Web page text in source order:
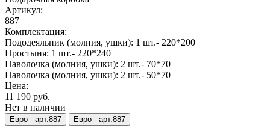
Артикул:
887
Комплектация:
Пододеяльник (молния, ушки): 1 шт.- 220*200
Простыня: 1 шт.- 220*240
Наволочка (молния, ушки): 2 шт.- 70*70
Наволочка (молния, ушки): 2 шт.- 50*70
Цена:
11 190 руб.
Нет в наличии
Евро - арт.887 Евро - арт.887